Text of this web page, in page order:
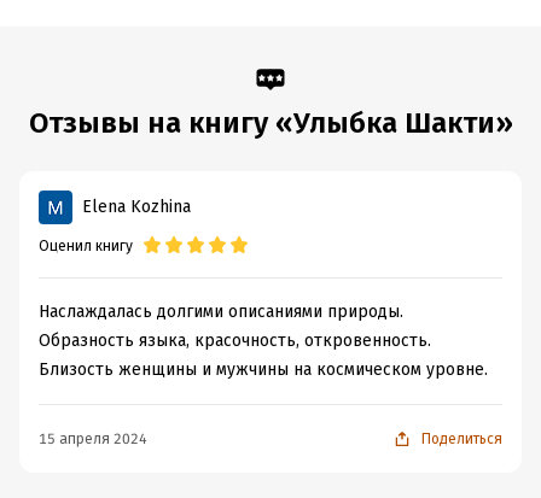
1 января 2022
Объем:911449
Дата поступления:
ISBN (EAN):9785444820018
Время на чтение:13ч.
Отзывы на книгу «Улыбка Шакти»
Elena Kozhina
Оценил книгу
Наслаждалась долгими описаниями природы.
Образность языка, красочность, откровенность.
Близость женщины и мужчины на космическом уровне.
15 апреля 2024 Поделиться